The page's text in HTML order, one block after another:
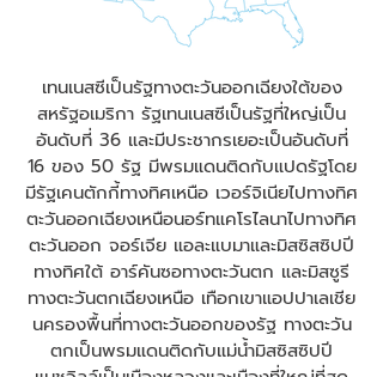
เทนเนสซีเป็นรัฐทางตะวันออกเฉียงใต้ของ
สหรัฐอเมริกา รัฐเทนเนสซีเป็นรัฐที่ใหญ่เป็น
อันดับที่ 36 และมีประชากรเยอะเป็นอันดับที่
16 ของ 50 รัฐ มีพรมแดนติดกับแปดรัฐโดย
มีรัฐเคนตักกี้ทางทิศเหนือ เวอร์จิเนียไปทางทิศ
ตะวันออกเฉียงเหนือนอร์ทแคโรไลนาไปทางทิศ
ตะวันออก จอร์เจีย แอละแบมาและมิสซิสซิปปี
ทางทิศใต้ อาร์คันซอทางตะวันตก และมิสซูรี
ทางตะวันตกเฉียงเหนือ เทือกเขาแอปปาเลเชีย
นครองพื้นที่ทางตะวันออกของรัฐ ทางตะวัน
ตกเป็นพรมแดนติดกับแม่น้ำมิสซิสซิปปี